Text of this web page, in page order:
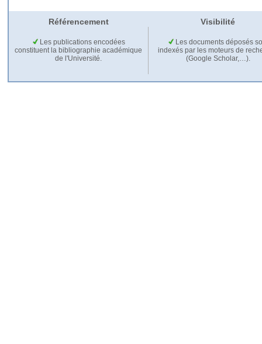
Référencement Visibilité
Les publications encodées
constituent la bibliographie académique
de l'Université.
Les documents déposés
indexés par les moteurs de
(Google Scholar,…).